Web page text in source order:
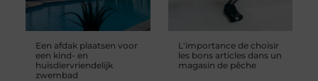
Een afdak plaatsen voor
een kind- en
huisdiervriendelijk
zwembad
L'importance de choisir
les bons articles dans un
magasin de pêche